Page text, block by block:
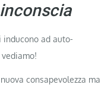
ad auto-
consapevolezza ma